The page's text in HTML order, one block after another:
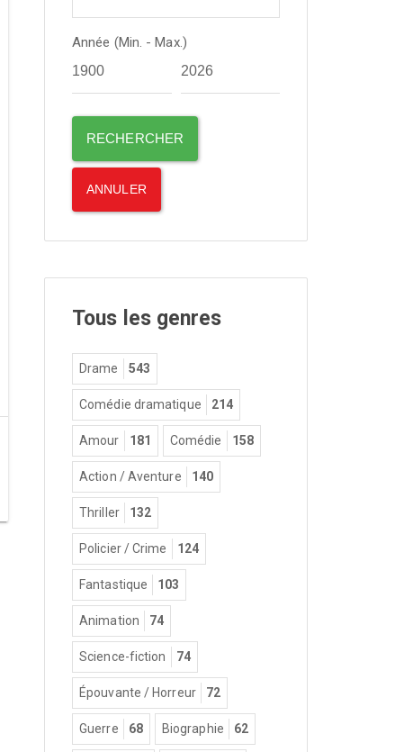
Année (Min. - Max.)
Tous les genres
Drame 543
Comédie dramatique 214
Amour 181 Comédie 158
Action / Aventure 140
Thriller 132
Policier / Crime 124
Fantastique 103
Animation 74
Science-fiction 74
Épouvante / Horreur 72
Guerre 68 Biographie 62